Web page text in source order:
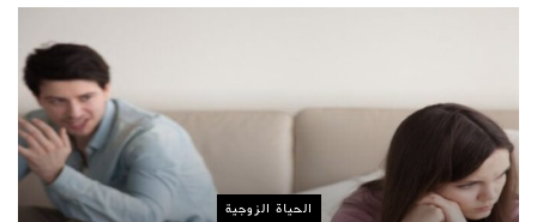
الحياة الزوجية